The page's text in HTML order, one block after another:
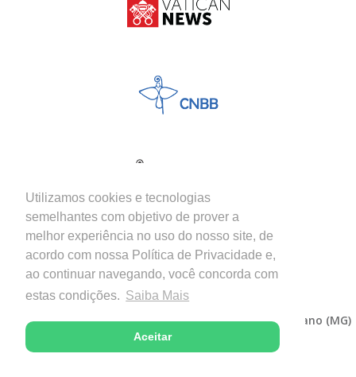
Utilizamos cookies e tecnologias
semelhantes com objetivo de prover a
melhor experiência no uso do nosso site, de
acordo com nossa Política de Privacidade e,
ao continuar navegando, você concorda com
estas condições. Saiba Mais
Aceitar
Copyright © 2026 - Diocese de Itabira-Coronel Fabriciano (MG)
Desenvolvido com excelência por